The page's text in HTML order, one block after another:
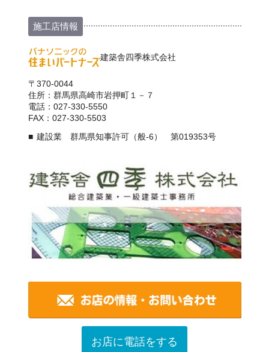
施工店情報
建築舎四季株式会社
〒370-0044
住所：群馬県高崎市岩押町１－７
電話：027-330-5550
FAX：027-330-5503
建設業 群馬県知事許可（般-6） 第019353号
お店に電話をする